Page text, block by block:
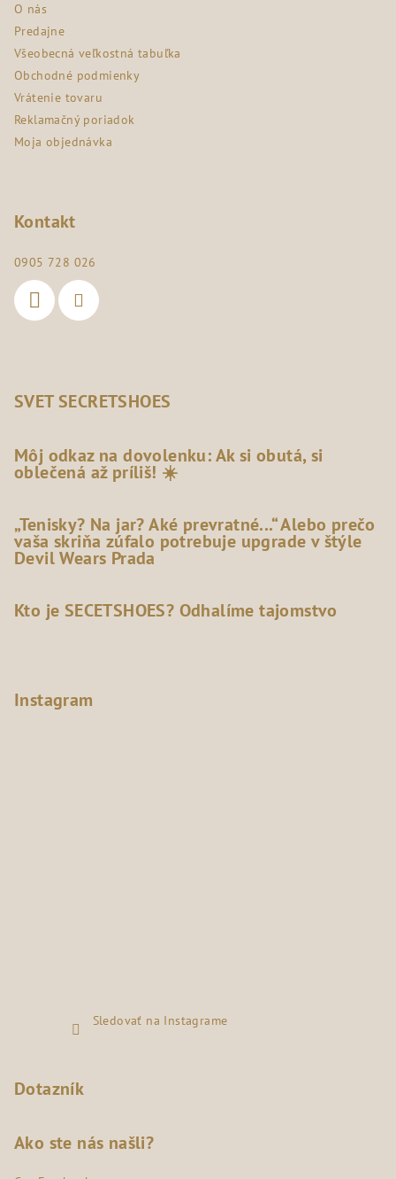
O nás
Predajne
Všeobecná veľkostná tabuľka
Obchodné podmienky
Vrátenie tovaru
Reklamačný poriadok
Moja objednávka
Kontakt
0905 728 026
SVET SECRETSHOES
Môj odkaz na dovolenku: Ak si obutá, si
oblečená až príliš! ☀️
„Tenisky? Na jar? Aké prevratné...“ Alebo prečo
vaša skriňa zúfalo potrebuje upgrade v štýle
Devil Wears Prada
Kto je SECETSHOES? Odhalíme tajomstvo
Instagram
Sledovať na Instagrame
Dotazník
Ako ste nás našli?